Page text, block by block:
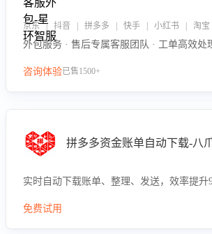
京东 | 抖音 | 拼多多 | 快手 | 小红书 | 淘宝
外包服务 · 售后专属客服团队 · 工单高效处
咨询体验已售1500+
拼多多资金账单自动下载-八
实时自动下载账单、整理、发送，效率提升
免费试用